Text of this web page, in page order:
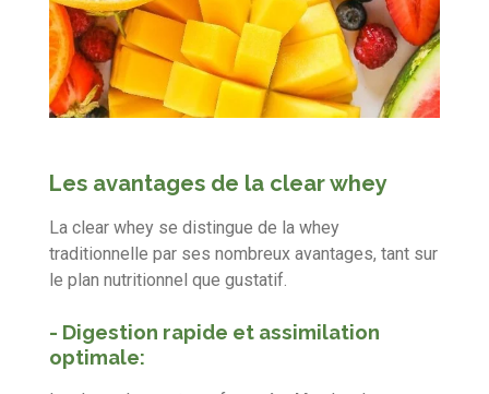
Les avantages de la clear whey
La clear whey se distingue de la whey
traditionnelle par ses nombreux avantages, tant sur
le plan nutritionnel que gustatif.
- Digestion rapide et assimilation
optimale: